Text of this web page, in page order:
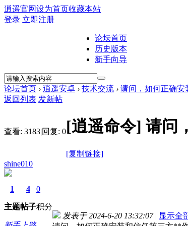
逍遥官网设为首页收藏本站
登录 立即注册
论坛首页
历史版本
新手向导
论坛首页 › 逍遥安卓 › 技术交流 › 请问，如何正确
返回列表 发新帖
查看: 3183|回复: 0[逍遥命令] 请问
[复制链接]
shine010
1
主题
4
帖子
0
积分
发表于 2024-6-20 13:32:07 | 显示全